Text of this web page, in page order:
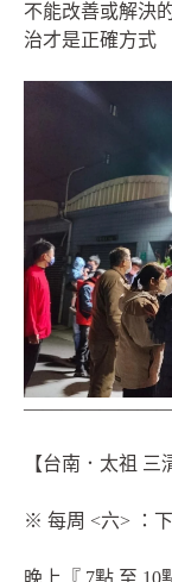
不能改善或解決
治才是正確方式
【台南．太祖 三
※ 每周 <六> ：